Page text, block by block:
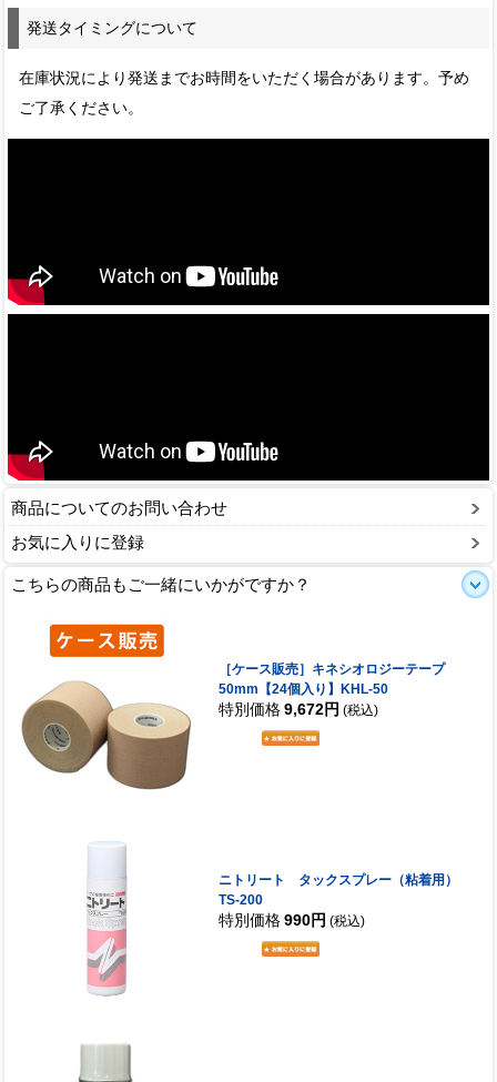
発送タイミングについて
在庫状況により発送までお時間をいただく場合があります。予め
ご了承ください。
商品についてのお問い合わせ
お気に入りに登録
こちらの商品もご一緒にいかがですか？
［ケース販売］キネシオロジーテープ
50mm【24個入り】KHL-50
特別価格 9,672円 (税込)
ニトリート タックスプレー（粘着用）
TS-200
特別価格 990円 (税込)